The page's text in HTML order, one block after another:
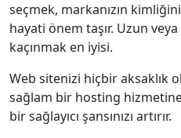
seçmek, markanızın
hayati önem taşır. Uzun
kaçınmak en iyisi.
Web sitenizi hiçbir aksaklık
sağlam bir hosting hizmetine
bir sağlayıcı şansınızı artırır.